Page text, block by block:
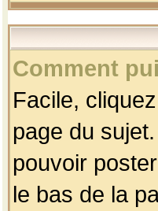
Comment
Facile,
page du
pouvoir
le bas de la